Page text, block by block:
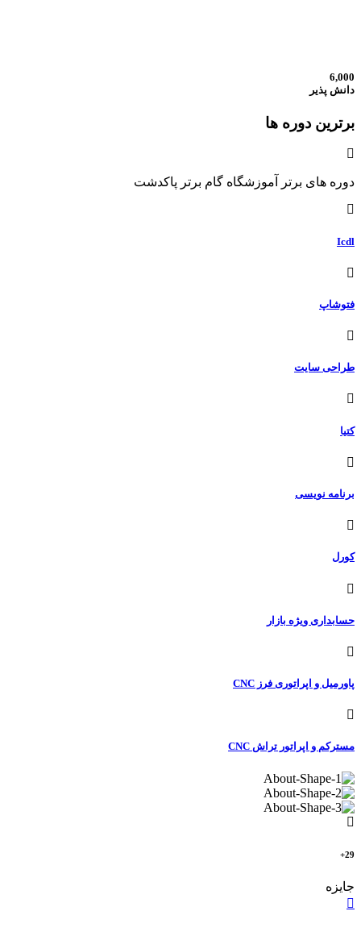
6,000
دانش پذیر
برترین دوره ها
دوره های برتر آموزشگاه گام برتر پاکدشت
Icdl
فتوشاپ
طراحی سایت
کتیا
برنامه نویسی
کورل
حسابداری ویژه بازار
پاورمیل و اپراتوری فرز CNC
مسترکم و اپراتور تراش CNC
29+
جایزه